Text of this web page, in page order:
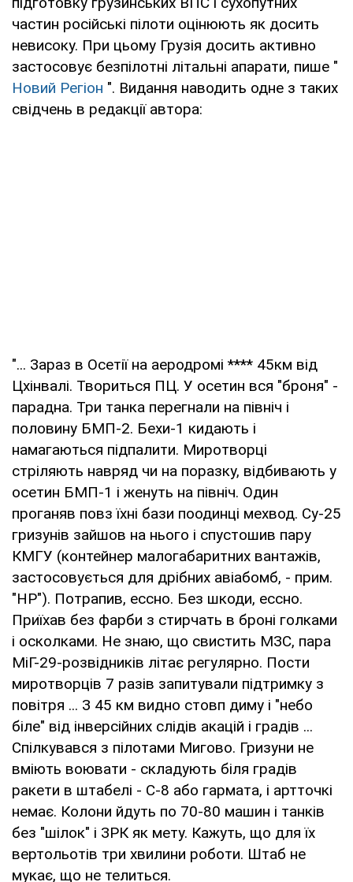
частин російські пілоти оцінюють як досить
невисоку. При цьому Грузія досить активно
застосовує безпілотні літальні апарати, пише "
Новий Регіон ". Видання наводить одне з таких
свідчень в редакції автора:
"... Зараз в Осетії на аеродромі **** 45км від
Цхінвалі. Твориться ПЦ. У осетин вся "броня" -
парадна. Три танка перегнали на північ і
половину БМП-2. Бехи-1 кидають і
намагаються підпалити. Миротворці
стріляють навряд чи на поразку, відбивають у
осетин БМП-1 і женуть на північ. Один
проганяв повз їхні бази поодинці мехвод. Су-25
гризунів зайшов на нього і спустошив пару
КМГУ (контейнер малогабаритних вантажів,
застосовується для дрібних авіабомб, - прим.
"НР"). Потрапив, ессно. Без шкоди, ессно.
Приїхав без фарби з стирчать в броні голками
і осколками. Не знаю, що свистить МЗС, пара
МіГ-29-розвідників літає регулярно. Пости
миротворців 7 разів запитували підтримку з
повітря ... З 45 км видно стовп диму і "небо
біле" від інверсійних слідів акацій і градів ...
Спілкувався з пілотами Мигово. Гризуни не
вміють воювати - складують біля градів
ракети в штабелі - С-8 або гармата, і артточкі
немає. Колони йдуть по 70-80 машин і танків
без "шілок" і ЗРК як мету. Кажуть, що для їх
вертольотів три хвилини роботи. Штаб не
мукає, що не телиться.